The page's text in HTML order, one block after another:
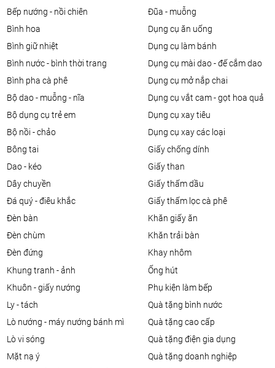
bếp nướng - nồi chiên
bình hoa
bình giữ nhiệt
bình nước - bình thời trang
bình pha cà phê
bộ dao - muỗng - nĩa
bộ dụng cụ trẻ em
bộ nồi - chảo
bông tai
dao - kéo
dây chuyền
đá quý - điêu khắc
đèn bàn
đèn chùm
đèn đứng
đũa - muỗng
dụng cụ ăn uống
dụng cụ làm bánh
dụng cụ mài dao - đế cắm dao
dụng cụ mở nắp chai
dụng cụ vắt cam - gọt hoa quả
dụng cụ xay tiêu
dụng cụ xay các loại
giấy chống dính
giấy than
giấy thấm dầu
giấy thấm lọc cà phê
khăn giấy ăn
khăn trải bàn
khay nhôm
khung tranh - ảnh
khuôn - giấy nướng
ly - tách
lò nướng - máy nướng bánh mì
lò vi sóng
mặt nạ ý
ống hút
phụ kiện làm bếp
quà tặng bình nước
quà tặng cao cấp
quà tặng điện gia dụng
quà tặng doanh nghiệp